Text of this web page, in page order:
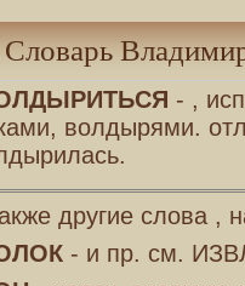
Словарь
- ,
волдырями.
другие слова ,
- и пр. см.